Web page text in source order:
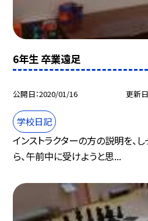
6年生 卒業遠足
公開日 2020/01/16 更新日
学校日記
インストラクターの方の説明を、
ら、午前中に受けようと思...